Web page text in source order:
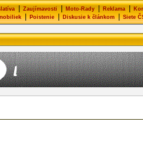
Zaujímavosti Moto-Rady Reklama
| Poistenie| Diskusie k článkom| Siete